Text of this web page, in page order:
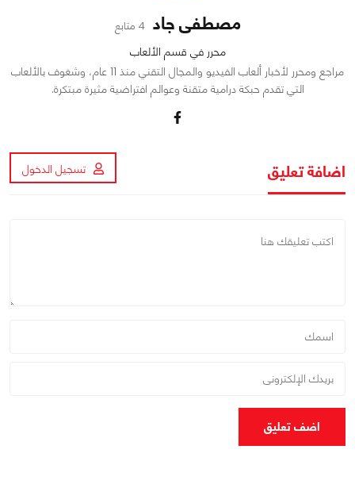
مصطفى جاد 4 متابع
محرر في قسم الألعاب
مراجع ومحرر لأخبار ألعاب الفيديو والمجال التقني منذ 11 عام، وشغوف بالألعاب
التي تقدم حبكة درامية متقنة وعوالم افتراضية مثيرة مبتكرة.
اضافة تعليق تسجيل الدخول
اضف تعليق